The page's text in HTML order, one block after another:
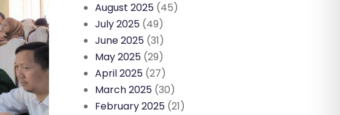
August 2025 (45)
July 2025 (49)
June 2025 (31)
May 2025 (29)
April 2025 (27)
March 2025 (30)
February 2025 (21)